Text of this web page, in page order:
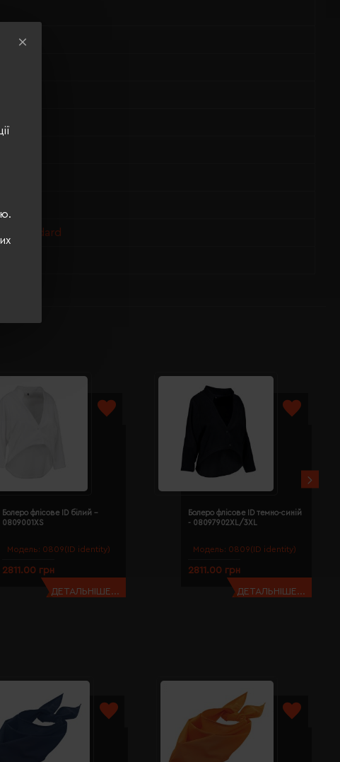
Standard
Модель: 0809(ID identity)
Болеро флісове ID білий -
0809001XS
2811.00 грн
ДЕТАЛЬНІШЕ...
Модель: 0809(ID identity)
Болеро флісове ID темно-синій
- 08097902XL/3XL
2811.00 грн
ДЕТАЛЬНІШЕ...